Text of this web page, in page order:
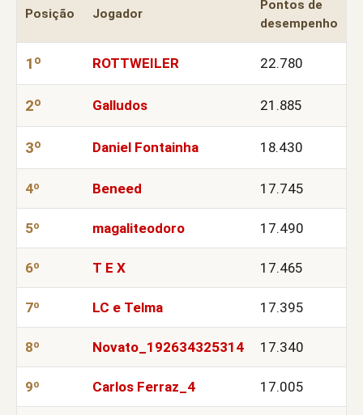
Posição Jogador
Pontos de
desempenho
1º ROTTWEILER 22.780
2º Galludos 21.885
3º Daniel Fontainha 18.430
4º Beneed 17.745
5º magaliteodoro 17.490
6º T E X 17.465
7º LC e Telma 17.395
8º Novato_192634325314 17.340
9º Carlos Ferraz_4 17.005